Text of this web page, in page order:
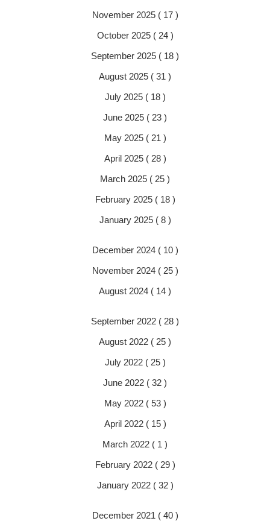
November 2025 ( 17 )
October 2025 ( 24 )
September 2025 ( 18 )
August 2025 ( 31 )
July 2025 ( 18 )
June 2025 ( 23 )
May 2025 ( 21 )
April 2025 ( 28 )
March 2025 ( 25 )
February 2025 ( 18 )
January 2025 ( 8 )
December 2024 ( 10 )
November 2024 ( 25 )
August 2024 ( 14 )
September 2022 ( 28 )
August 2022 ( 25 )
July 2022 ( 25 )
June 2022 ( 32 )
May 2022 ( 53 )
April 2022 ( 15 )
March 2022 ( 1 )
February 2022 ( 29 )
January 2022 ( 32 )
December 2021 ( 40 )